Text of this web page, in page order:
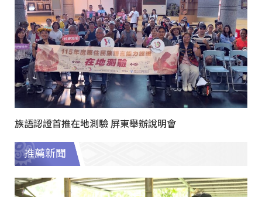
族語認證首推在地測驗 屏東舉辦說明會
推薦新聞